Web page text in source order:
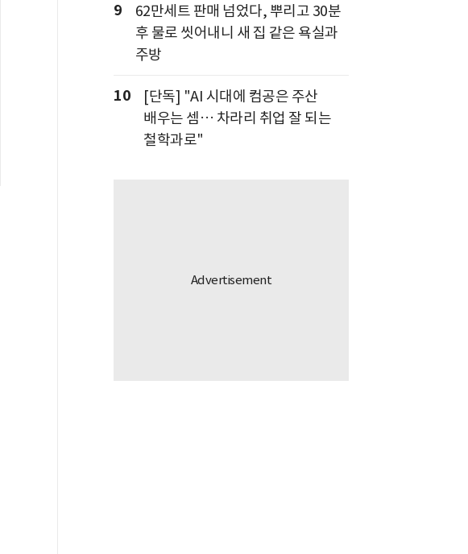
9
62만세트 판매 넘었다, 뿌리고 30분
후 물로 씻어내니 새 집 같은 욕실과
주방
10
[단독] "AI 시대에 컴공은 주산
배우는 셈… 차라리 취업 잘 되는
철학과로"